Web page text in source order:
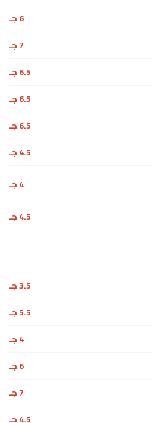
6 جـ
7 جـ
6.5 جـ
6.5 جـ
6.5 جـ
4.5 جـ
4 جـ
4.5 جـ
3.5 جـ
5.5 جـ
4 جـ
6 جـ
7 جـ
4.5 جـ